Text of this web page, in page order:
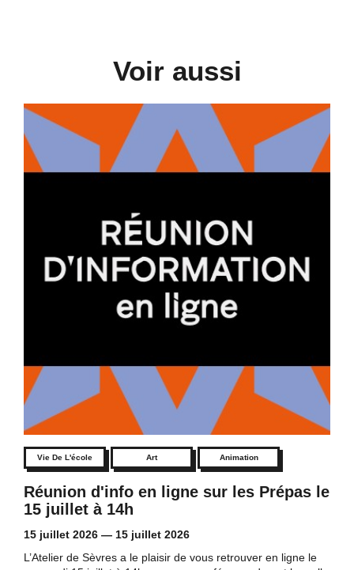
Voir aussi
Vie De L'école Art Animation
Réunion d'info en ligne sur les Prépas le
15 juillet à 14h
15 juillet 2026 — 15 juillet 2026
L’Atelier de Sèvres a le plaisir de vous retrouver en ligne le